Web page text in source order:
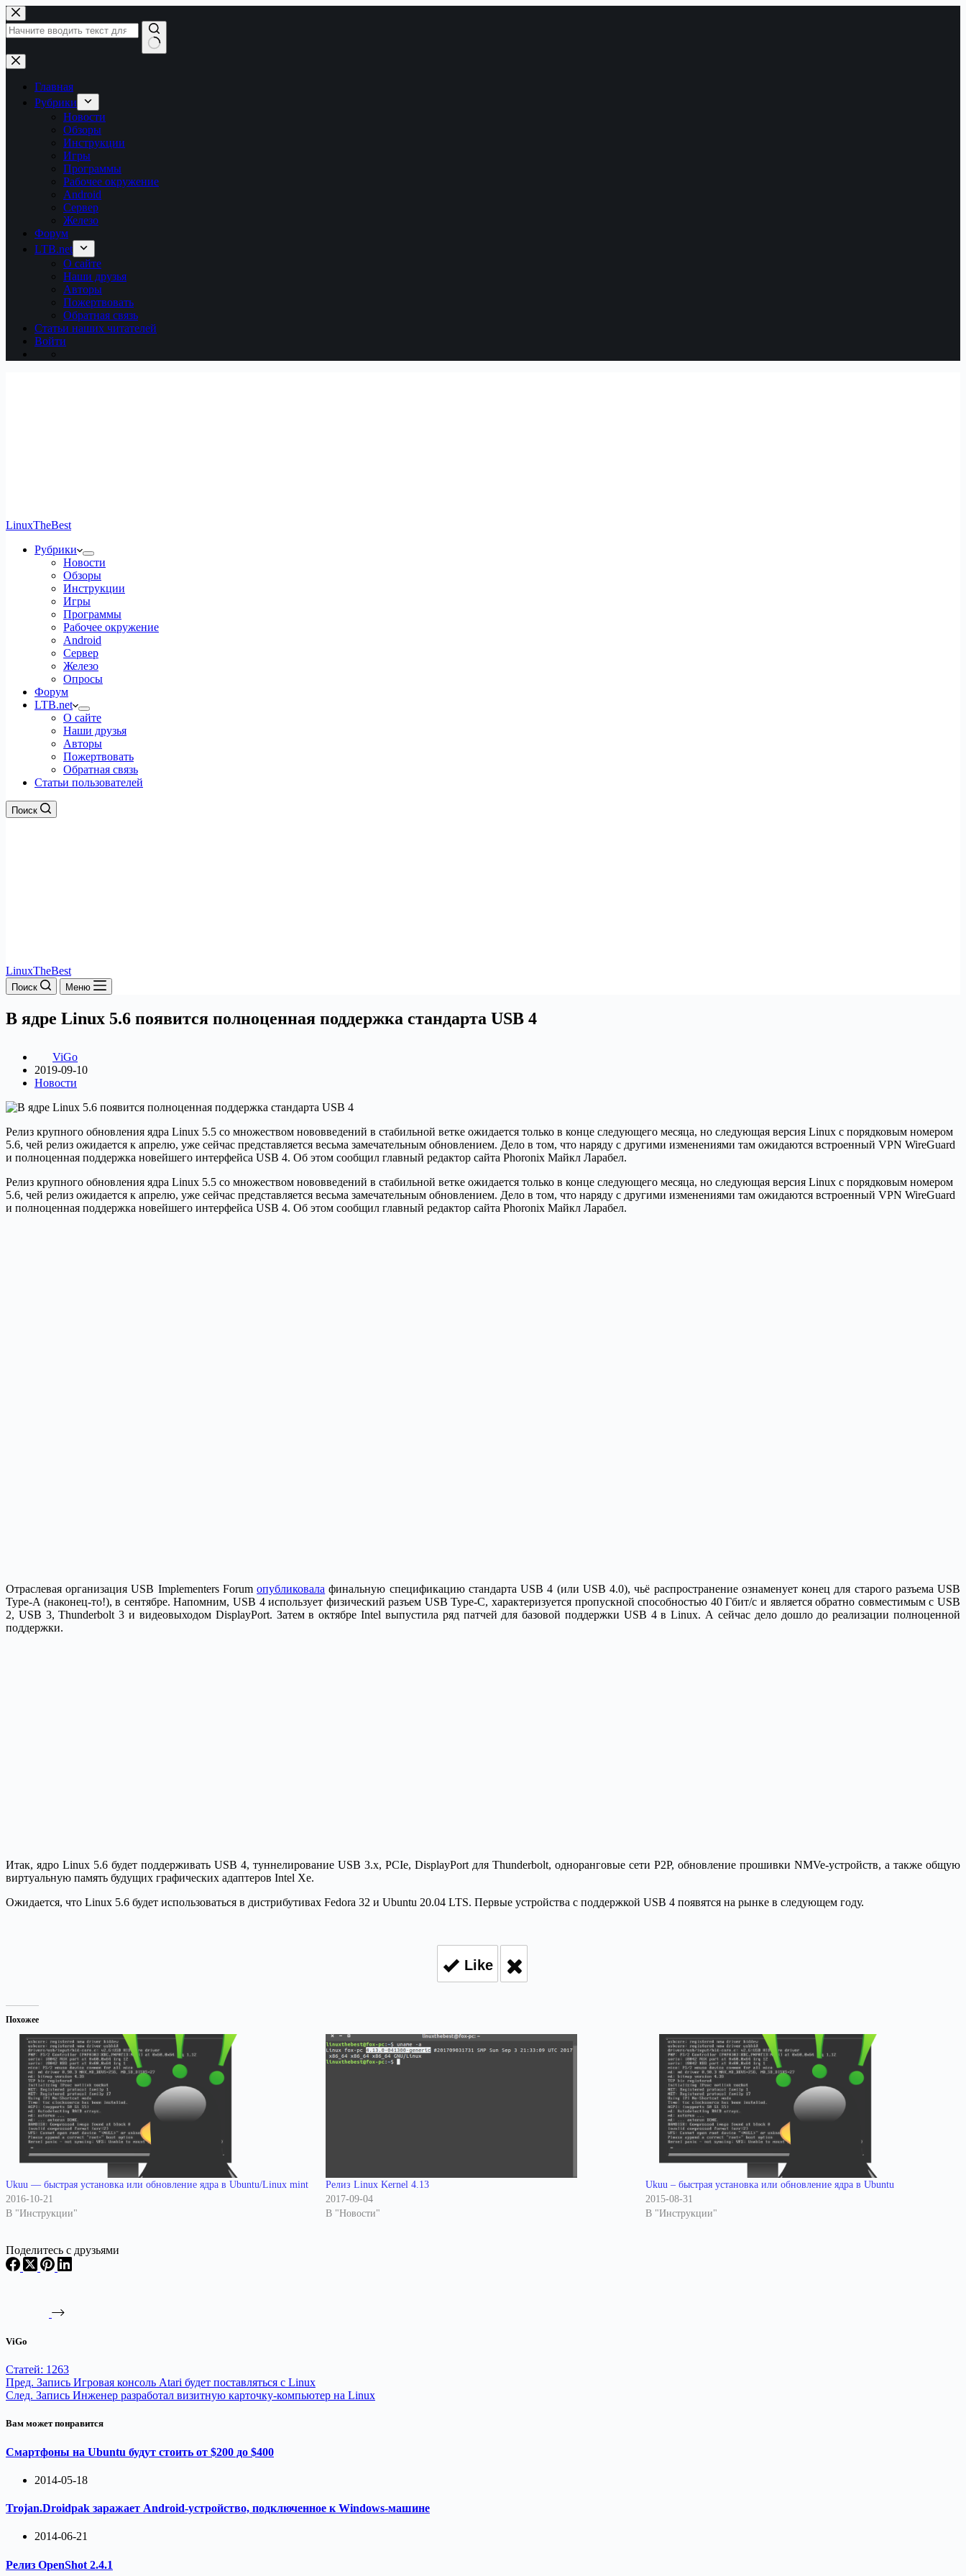
Перейти
к
сути
Ничего
не
найденоГлавная
Рубрики
Новости
Обзоры
Инструкции
Игры
Программы
Рабочее окружение
Android
Сервер
Железо
Форум
LTB.net
О сайте
Наши друзья
Авторы
Пожертвовать
Обратная связь
Статьи наших читателей
Войти
LinuxTheBest
Рубрики
Новости
Обзоры
Инструкции
Игры
Программы
Рабочее окружение
Android
Сервер
Железо
Опросы
Форум
LTB.net
О сайте
Наши друзья
Авторы
Пожертвовать
Обратная связь
Статьи пользователей
Поиск
LinuxTheBest
Поиск Меню
В ядре Linux 5.6 появится полноценная поддержка стандарта USB 4
ViGo
2019-09-10
Новости
Релиз крупного обновления ядра Linux 5.5 со множеством нововведений в стабильной ветке ожидается только в конце следующего месяца, но следующая версия Linux с порядковым номером
5.6, чей релиз ожидается к апрелю, уже сейчас представляется весьма замечательным обновлением. Дело в том, что наряду с другими изменениями там ожидаются встроенный VPN WireGuard
и полноценная поддержка новейшего интерфейса USB 4. Об этом сообщил главный редактор сайта Phoronix Майкл Ларабел.
Релиз крупного обновления ядра Linux 5.5 со множеством нововведений в стабильной ветке ожидается только в конце следующего месяца, но следующая версия Linux с порядковым номером
5.6, чей релиз ожидается к апрелю, уже сейчас представляется весьма замечательным обновлением. Дело в том, что наряду с другими изменениями там ожидаются встроенный VPN WireGuard
и полноценная поддержка новейшего интерфейса USB 4. Об этом сообщил главный редактор сайта Phoronix Майкл Ларабел.
Отраслевая организация USB Implementers Forumопубликовала финальную спецификацию стандарта USB 4 (или USB 4.0), чьё распространение ознаменует конец для старого разъема USB
Type-A (наконец-то!), в сентябре. Напомним, USB 4 использует физический разъем USB Type-C, характеризуется пропускной способностью 40 Гбит/с и является обратно совместимым с USB
2, USB 3, Thunderbolt 3 и видеовыходом DisplayPort. Затем в октябре Intel выпустила ряд патчей для базовой поддержки USB 4 в Linux. А сейчас дело дошло до реализации полноценной
поддержки.
Итак, ядро Linux 5.6 будет поддерживать USB 4, туннелирование USB 3.x, PCIe, DisplayPort для Thunderbolt, одноранговые сети P2P, обновление прошивки NMVe-устройств, а также общую
виртуальную память будущих графических адаптеров Intel Xe.
Ожидается, что Linux 5.6 будет использоваться в дистрибутивах Fedora 32 и Ubuntu 20.04 LTS. Первые устройства с поддержкой USB 4 появятся на рынке в следующем году.
Like
Похожее
Ukuu — быстрая установка или обновление ядра в Ubuntu/Linux mint
2016-10-21
В "Инструкции"
Релиз Linux Kernel 4.13
2017-09-04
В "Новости"
Ukuu – быстрая установка или обновление ядра в Ubuntu
2015-08-31
В "Инструкции"
Поделитесь с друзьями
ViGo
Статей: 1263
Пред. Запись Игровая консоль Atari будет поставляться с Linux
След. Запись Инженер разработал визитную карточку-компьютер на Linux
Вам может понравится
Смартфоны на Ubuntu будут стоить от $200 до $400
2014-05-18
Trojan.Droidpak заражает Android-устройство, подключенное к Windows-машине
2014-06-21
Релиз OpenShot 2.4.1